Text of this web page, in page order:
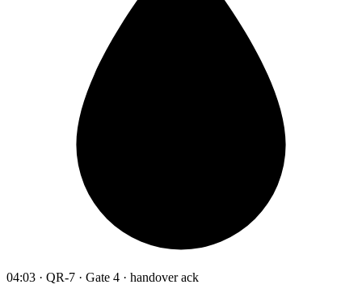
04:03 · QR-7 · Gate 4 · handover ack